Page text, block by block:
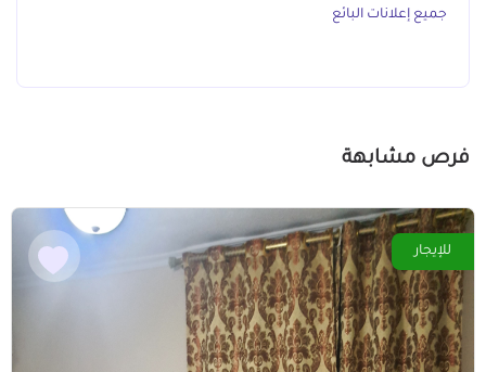
جميع إعلانات البائع
فرص مشابهة
للإيجار